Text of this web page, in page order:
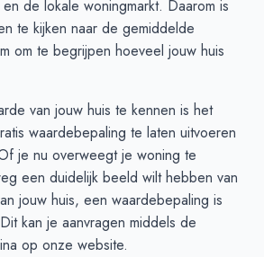
€ 563.860
€ 541.075
€ 767.650
€ 810.021
€ 810.021
€ 665.010
€ 520.000
de lokale woningmarkt. Daarom is
te kijken naar de gemiddelde
om te begrijpen hoeveel jouw huis
van jouw huis te kennen is het
waardebepaling te laten uitvoeren
je nu overweegt je woning te
een duidelijk beeld wilt hebben van
jouw huis, een waardebepaling is
kan je aanvragen middels de
op onze website.